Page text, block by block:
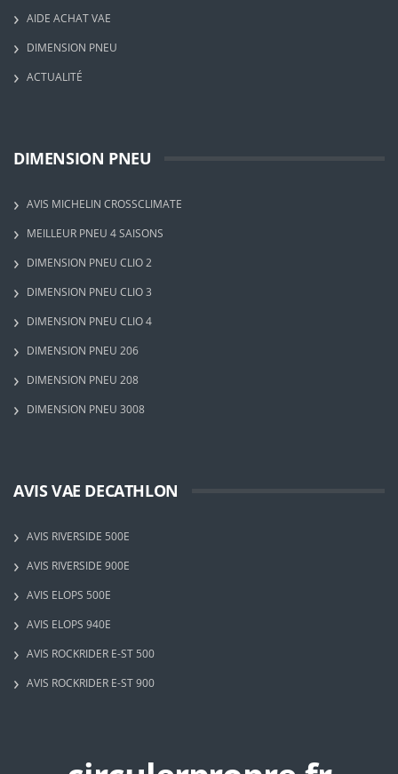
AIDE ACHAT VAE
DIMENSION PNEU
ACTUALITÉ
DIMENSION PNEU
AVIS MICHELIN CROSSCLIMATE
MEILLEUR PNEU 4 SAISONS
DIMENSION PNEU CLIO 2
DIMENSION PNEU CLIO 3
DIMENSION PNEU CLIO 4
DIMENSION PNEU 206
DIMENSION PNEU 208
DIMENSION PNEU 3008
AVIS VAE DECATHLON
AVIS RIVERSIDE 500E
AVIS RIVERSIDE 900E
AVIS ELOPS 500E
AVIS ELOPS 940E
AVIS ROCKRIDER E-ST 500
AVIS ROCKRIDER E-ST 900